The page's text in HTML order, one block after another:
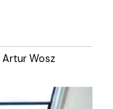
Artur Wosz